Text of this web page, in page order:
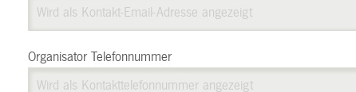
Organisator Telefonnummer